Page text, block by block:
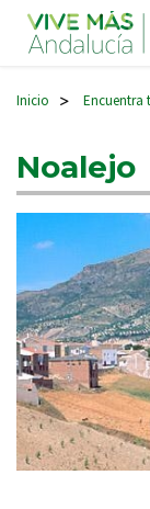
Inicio > Encuentra
Noalejo